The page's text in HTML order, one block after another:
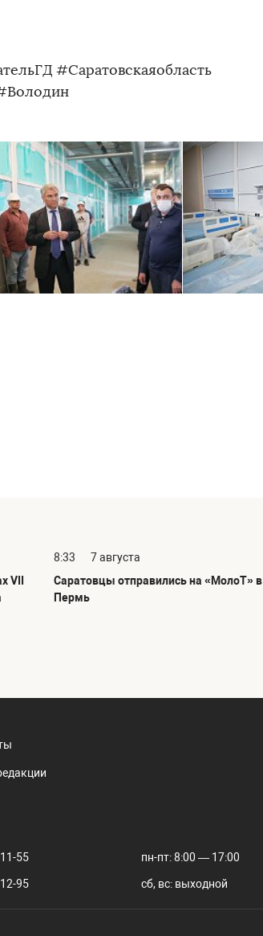
#Саратовскаяобласть
VII
8:33
7 августа
Саратовцы отправились на «МолоТ» в
Пермь
55
95
пн-пт: 8:00 — 17:00
сб, вс: выходной